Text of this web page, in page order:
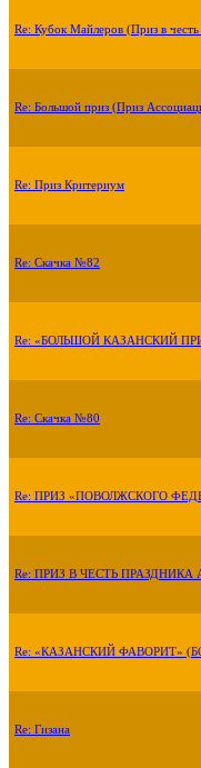
Re: Кубок Майлеров (Приз в
Re: Большой приз (Приз
Re: Приз Критериум
Re: Скачка №82
Re: «БОЛЬШОЙ КАЗАНСКИЙ
Re: Скачка №80
Re: ПРИЗ «ПОВОЛЖСКОГО
Re: ПРИЗ В ЧЕСТЬ
Re: «КАЗАНСКИЙ ФАВОРИТ»
Re: Гизана